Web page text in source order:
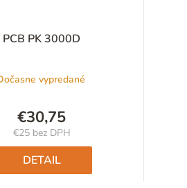
PCB PK 3000D
vypredané
€30,75
€25 bez DPH
Jednotková
cena:
DETAIL